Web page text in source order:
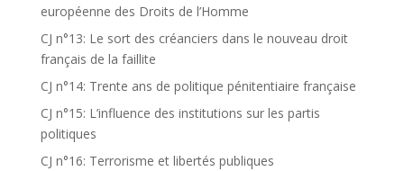
européenne des Droits de l’Homme
CJ n°13: Le sort des créanciers dans le nouveau droit
français de la faillite
CJ n°14: Trente ans de politique pénitentiaire française
CJ n°15: L’influence des institutions sur les partis
politiques
CJ n°16: Terrorisme et libertés publiques